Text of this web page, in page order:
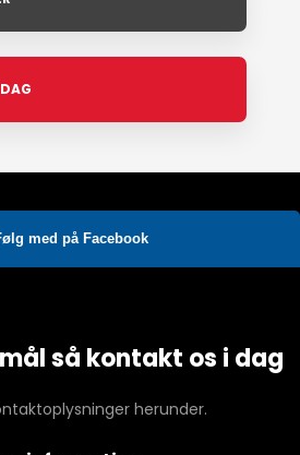
med på Facebook
så kontakt os i dag
herunder.